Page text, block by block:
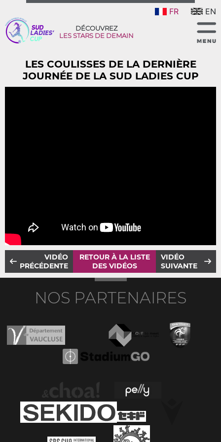
FR EN
DÉCOUVREZ
LES STARS DE DEMAIN
LES COULISSES DE LA DERNIÈRE
JOURNÉE DE LA SUD LADIES CUP
VIDÉO
PRÉCÉDENTE
RETOUR À LA LISTE
DES VIDÉOS
VIDÉO
SUIVANTE
NOS PARTENAIRES